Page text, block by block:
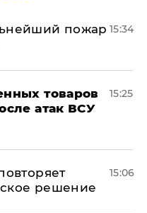
пожар 15:34
товаров
атак ВСУ
15:25
решение
15:06